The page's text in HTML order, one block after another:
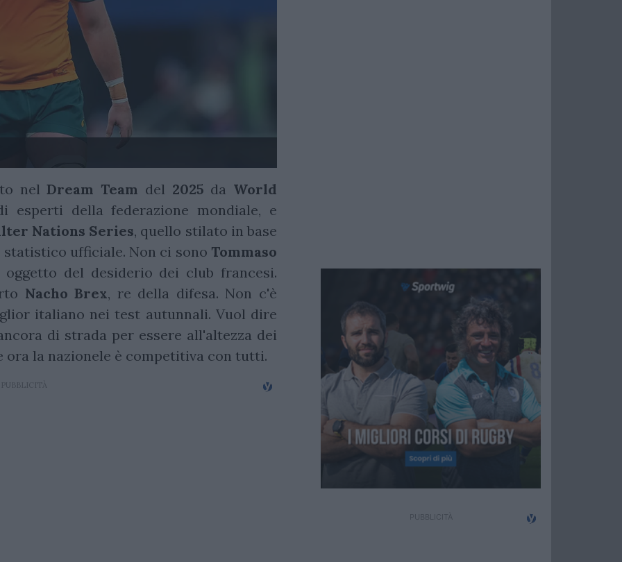
nelDream Team del 2025 da World
esperti della federazione mondiale, e
Nations Series, quello stilato in base
ufficiale. Non ci sono Tommaso
del desiderio dei club francesi.
Nacho Brex, re della difesa. Non c'è
italiano nei test autunnali. Vuol dire
di strada per essere all'altezza dei
ora la nazionele è competitiva con tutti.